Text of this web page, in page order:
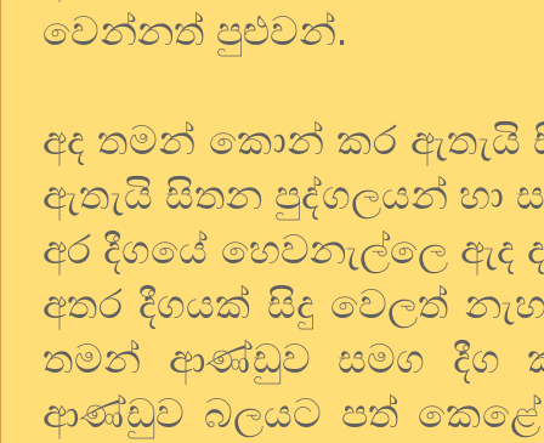
වෙන්නත් පුළුවන්.
අද තමන් කොන් කර ඇතැයි
ඇතැයි සිතන පුද්ගලයන් හා
අර දීගයේ හෙවනැල්ලෙ
අතර දීගයක් සිදු වෙලත්
තමන් ආණ්ඩුව සමග දීග
ආණ්ඩුව බලයට පත්